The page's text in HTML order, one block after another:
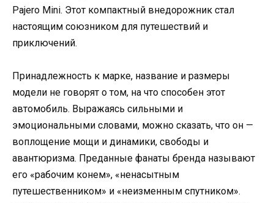
Pajero Mini. Этот компактный внедорожник стал
настоящим союзником для путешествий и
приключений.
Принадлежность к марке, название и размеры
модели не говорят о том, на что способен этот
автомобиль. Выражаясь сильными и
эмоциональными словами, можно сказать, что он —
воплощение мощи и динамики, свободы и
авантюризма. Преданные фанаты бренда называют
его «рабочим конем», «ненасытным
путешественником» и «неизменным спутником».